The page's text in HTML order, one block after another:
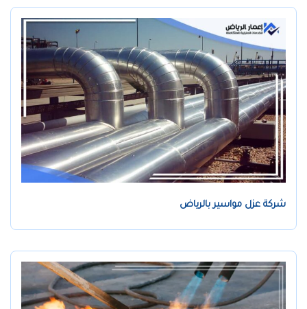
شركة عزل مواسير بالرياض